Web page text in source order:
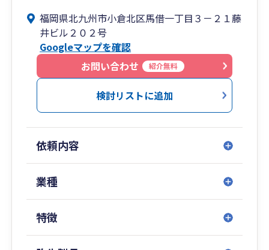
な権利と財産を徹底して守り抜きます。
また、クラウド会計の導入支援など、時代の変化
に合わせた経営効率化も積極的にご提案。
「相談してよかった」と心から思っていただける
迅速かつ丁寧な対応で、お客様の事業存続と発展
を全力でバックアップする、地域に根差した頼れ
るパートナーです。
福岡県北九州市小倉北区馬借一丁目３－２１藤
井ビル２０２号
Googleマップを確認
お問い合わせ
紹介無料
検討リストに追加
依頼内容
業種
特徴